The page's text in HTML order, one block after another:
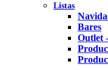
Listas
Bares
Outlet